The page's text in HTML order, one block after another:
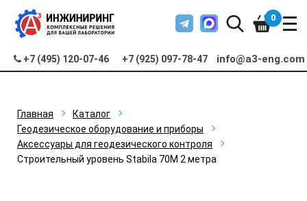
+7 (495) 120-07-46 +7 (925) 097-78-47 info@a3-eng.com
0
Главная
Каталог
Геодезическое оборудование и приборы
Аксессуары для геодезического контроля
Строительный уровень Stabila 70M 2 метра